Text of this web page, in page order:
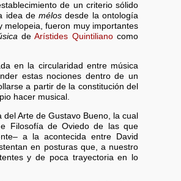
de un criterio sólido
idea demélos desde la ontología
melopeia, fueron muy importantes
deArístides Quintilianocomo
en la circularidad entre música
estas nociones dentro de un
a partir de la constitución del
hacer musical.
Arte de Gustavo Bueno, la cual
Filosofía de Oviedo de las que
a la acontecida entre David
en posturas que, a nuestro
y de poca trayectoria en lo